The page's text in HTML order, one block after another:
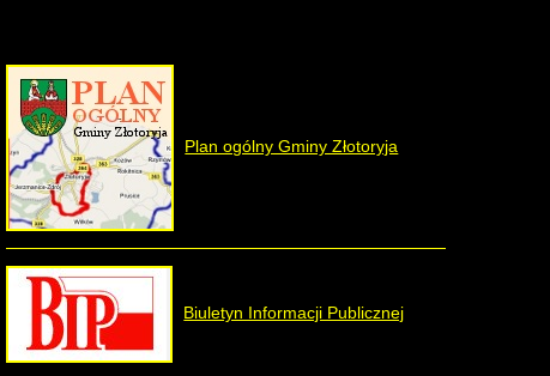
Plan ogólny Gminy Złotoryja
Biuletyn Informacji Publicznej